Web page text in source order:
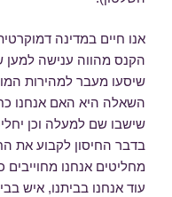
אנו חיים במדינה
הקנס מהווה ענישה למען
שיסעו מעבר למהירות
השאלה היא האם אנחנו
שישבו שם למעלה וכן
בדבר החיסון לקבוע את
מחליטים אנחנו מחוייבים
עוד אנחנו בביתנו, איש